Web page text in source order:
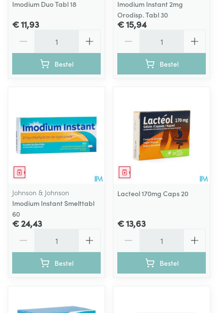
Imodium Duo Tabl 18
€ 11,93
Bestel
Imodium Instant 2mg
Orodisp. Tabl 30
€ 15,94
Bestel
Geneesmiddel
Johnson & Johnson
Imodium Instant Smelttabl
60
€ 24,43
Bestel
Geneesmiddel
Lacteol 170mg Caps 20
€ 13,63
Bestel